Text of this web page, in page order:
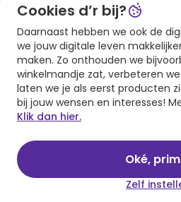
Download onze app
Cookies d’r bij?
Daarnaast hebben we ook de
we jouw digitale leven
maken. Zo onthouden we
winkelmandje zat, verbeteren
laten we je als eerst producten
bij jouw wensen en interesses!
Klik dan hier.
Oké,
Zelf